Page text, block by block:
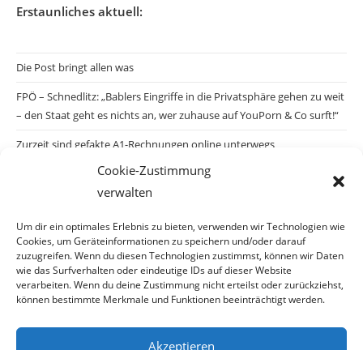
Cookie-Zustimmung
verwalten
Um dir ein optimales Erlebnis zu bieten, verwenden wir Technologien wie
Cookies, um Geräteinformationen zu speichern und/oder darauf
zuzugreifen. Wenn du diesen Technologien zustimmst, können wir Daten
wie das Surfverhalten oder eindeutige IDs auf dieser Website
verarbeiten. Wenn du deine Zustimmung nicht erteilst oder zurückziehst,
können bestimmte Merkmale und Funktionen beeinträchtigt werden.
Akzeptieren
Erstaunliches aktuell:
Die Post bringt allen was
FPÖ – Schnedlitz: „Bablers Eingriffe in die Privatsphäre gehen zu weit
– den Staat geht es nichts an, wer zuhause auf YouPorn & Co surft!“
Zurzeit sind gefakte A1-Rechnungen online unterwegs
Salzburgs Juden und ihre Sicherheit: „Erst nach einem Anschlag wäre
die Gefahr endlich konkret!“
Biologisches Wunder in Ceuta
Ein vermeintliches Abschiebemärchen
Archiv